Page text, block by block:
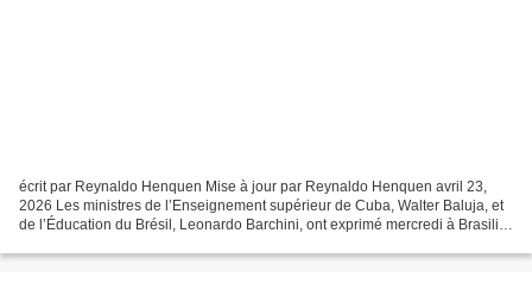
écrit par Reynaldo Henquen Mise à jour par Reynaldo Henquen avril 23,
2026 Les ministres de l’Enseignement supérieur de Cuba, Walter Baluja, et
de l’Éducation du Brésil, Leonardo Barchini, ont exprimé mercredi à Brasilia